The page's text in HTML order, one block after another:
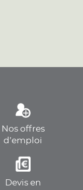
Nos offres
d’emploi
Devis en